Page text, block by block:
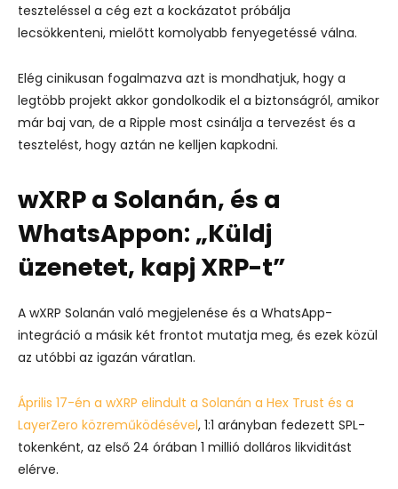
teszteléssel a cég ezt a kockázatot próbálja
lecsökkenteni, mielőtt komolyabb fenyegetéssé válna.
Elég cinikusan fogalmazva azt is mondhatjuk, hogy a
legtöbb projekt akkor gondolkodik el a biztonságról, amikor
már baj van, de a Ripple most csinálja a tervezést és a
tesztelést, hogy aztán ne kelljen kapkodni.
wXRP a Solanán, és a
WhatsAppon: „Küldj
üzenetet, kapj XRP-t”
A wXRP Solanán való megjelenése és a WhatsApp-
integráció a másik két frontot mutatja meg, és ezek közül
az utóbbi az igazán váratlan.
Április 17-én a wXRP elindult a Solanán a Hex Trust és a
LayerZero közreműködésével, 1:1 arányban fedezett SPL-
tokenként, az első 24 órában 1 millió dolláros likviditást
elérve.